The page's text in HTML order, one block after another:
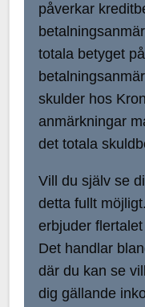
påverkar
totala betyget
skulder hos
anmärkningar
det totala
Vill du själv se
detta fullt
erbjuder
Det handlar
där du kan se
dig gällande